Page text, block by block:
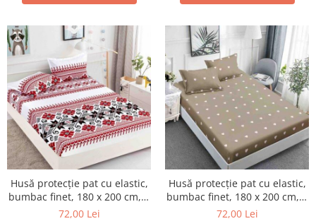
Husă protecție pat cu elastic,
bumbac finet, 180 x 200 cm, 3
piese, HPP20
72,00 Lei
Husă protecție pat cu elastic,
bumbac finet, 180 x 200 cm, 3
piese, HPP21
72,00 Lei